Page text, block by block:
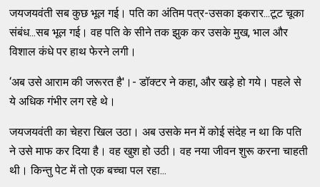
जयजयवंती सब कुछ भूल गई। पति का अंतिम पत्र-उसका इकरार...टूट चूका
संबंध...सब भूल गई। वह पति के सीने तक झुक कर उसके मुख, भाल और
विशाल कंधे पर हाथ फेरने लगी।
‘अब उसे आराम की जरूरत है'।- डॉक्टर ने कहा, और खड़े हो गये। पहले से
ये अधिक गंभीर लग रहे थे।
जयजयवंती का चेहरा खिल उठा। अब उसके मन में कोई संदेह न था कि पति
ने उसे माफ कर दिया है। वह खुश हो उठी। वह नया जीवन शुरू करना चाहती
थी। किन्तु पेट में तो एक बच्चा पल रहा...